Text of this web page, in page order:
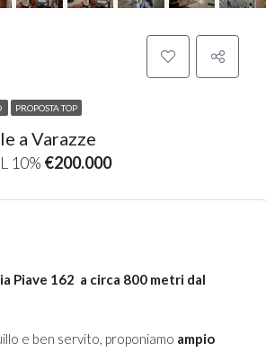
PROPOSTA TOP
a Varazze
10% €200.000
Piave 162 a circa 800 metri dal
e ben servito, proponiamo ampio